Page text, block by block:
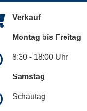
Verkauf
Montag bis Freitag
8:30 - 18:00 Uhr
Samstag
Schautag